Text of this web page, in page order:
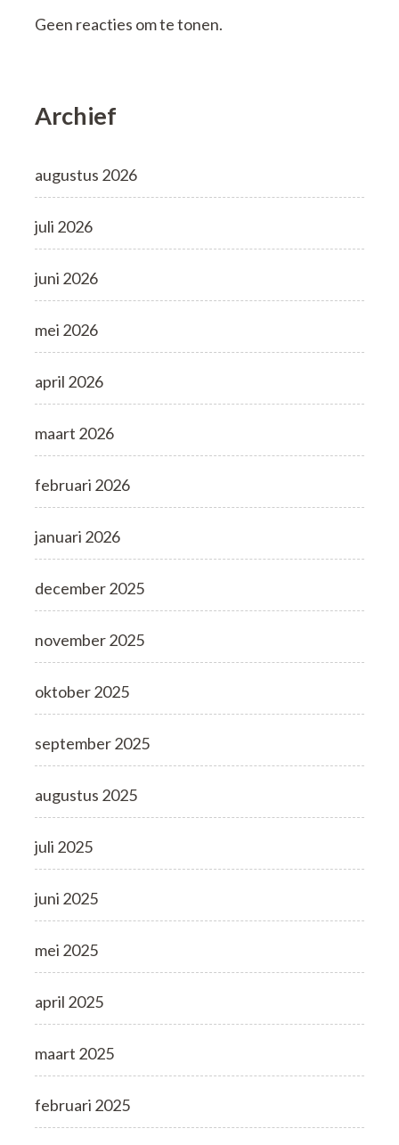
Geen reacties om te tonen.
Archief
augustus 2026
juli 2026
juni 2026
mei 2026
april 2026
maart 2026
februari 2026
januari 2026
december 2025
november 2025
oktober 2025
september 2025
augustus 2025
juli 2025
juni 2025
mei 2025
april 2025
maart 2025
februari 2025